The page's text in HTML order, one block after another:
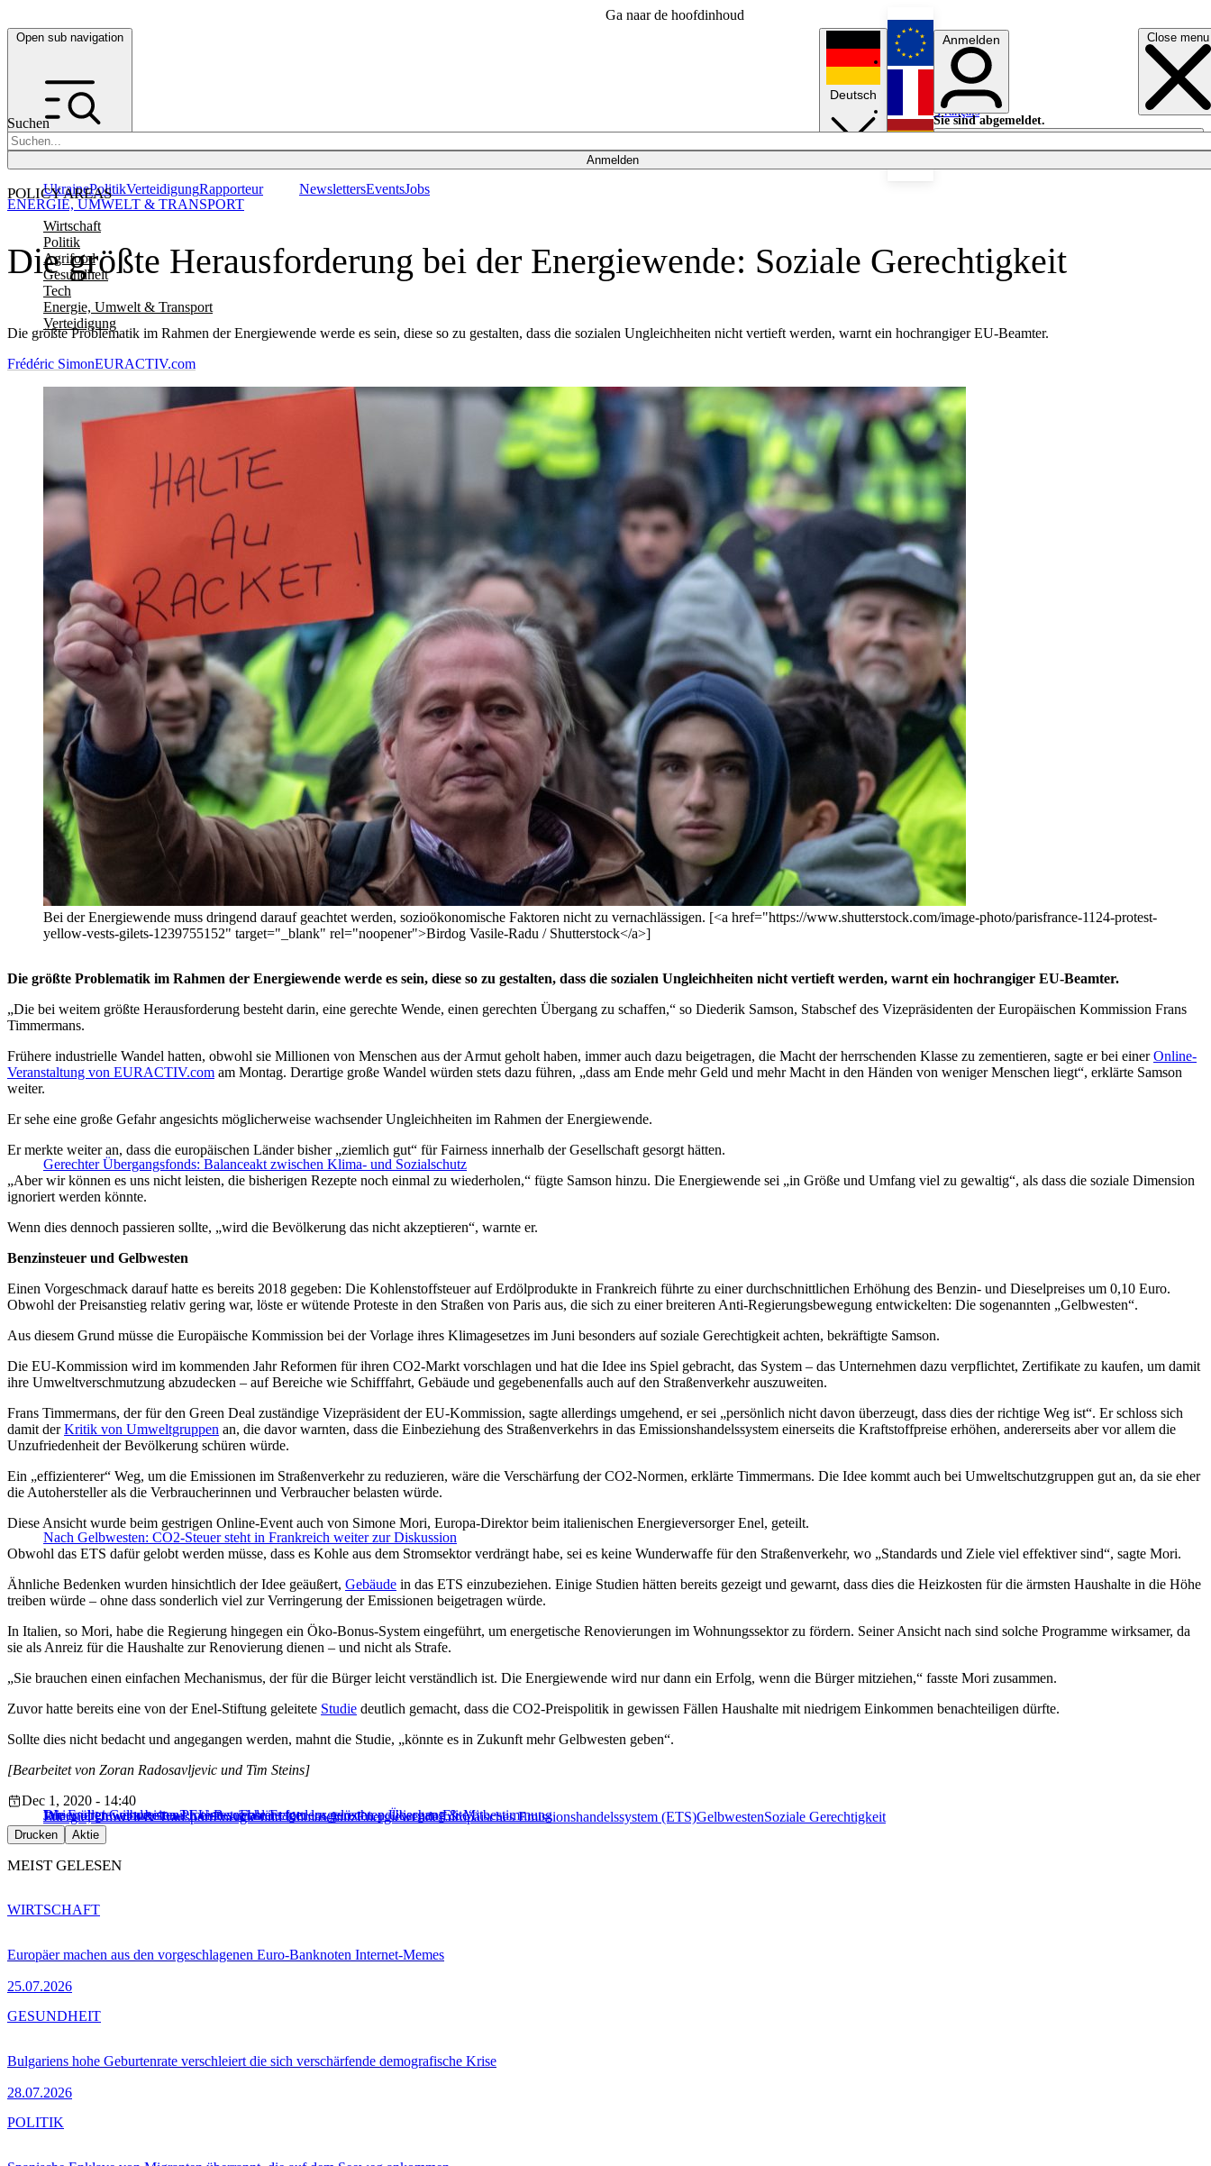
Ga naar de hoofdinhoud
Open sub navigation Close menu
Suchen
Anmelden
POLICY AREAS
Wirtschaft
Politik
Agrifood
Gesundheit
Tech
Energie, Umwelt & Transport
Verteidigung
UkrainePolitikVerteidigungRapporteur NewslettersEventsJobs
Deutsch
English
Français
Anmelden
Sie sind abgemeldet.
Anmelden
Licht aus
Die größte Herausforderung bei der Energiewende: Soziale Gerechtigkeit
Die größte Problematik im Rahmen der Energiewende werde es sein, diese so zu gestalten, dass die sozialen Ungleichheiten nicht vertieft werden, warnt ein hochrangiger EU-Beamter.
ENERGIE, UMWELT & TRANSPORT
Frédéric SimonEURACTIV.com
Bei der Energiewende muss dringend darauf geachtet werden, sozioökonomische Faktoren nicht zu vernachlässigen. [<a href="https://www.shutterstock.com/image-photo/parisfrance-1124-protest-
yellow-vests-gilets-1239755152" target="_blank" rel="noopener">Birdog Vasile-Radu / Shutterstock</a>]
Die größte Problematik im Rahmen der Energiewende werde es sein, diese so zu gestalten, dass die sozialen Ungleichheiten nicht vertieft werden, warnt ein hochrangiger EU-Beamter.
„Die bei weitem größte Herausforderung besteht darin, eine gerechte Wende, einen gerechten Übergang zu schaffen,“ so Diederik Samson, Stabschef des Vizepräsidenten der Europäischen Kommission Frans
Timmermans.
Frühere industrielle Wandel hatten, obwohl sie Millionen von Menschen aus der Armut geholt haben, immer auch dazu beigetragen, die Macht der herrschenden Klasse zu zementieren, sagte er bei einerOnline-
Veranstaltung von EURACTIV.com am Montag. Derartige große Wandel würden stets dazu führen, „dass am Ende mehr Geld und mehr Macht in den Händen von weniger Menschen liegt“, erklärte Samson
weiter.
Er sehe eine große Gefahr angesichts möglicherweise wachsender Ungleichheiten im Rahmen der Energiewende.
Gerechter Übergangsfonds: Balanceakt zwischen Klima- und Sozialschutz
Er merkte weiter an, dass die europäischen Länder bisher „ziemlich gut“ für Fairness innerhalb der Gesellschaft gesorgt hätten.
„Aber wir können es uns nicht leisten, die bisherigen Rezepte noch einmal zu wiederholen,“ fügte Samson hinzu. Die Energiewende sei „in Größe und Umfang viel zu gewaltig“, als dass die soziale Dimension
ignoriert werden könnte.
Wenn dies dennoch passieren sollte, „wird die Bevölkerung das nicht akzeptieren“, warnte er.
Benzinsteuer und Gelbwesten
Einen Vorgeschmack darauf hatte es bereits 2018 gegeben: Die Kohlenstoffsteuer auf Erdölprodukte in Frankreich führte zu einer durchschnittlichen Erhöhung des Benzin- und Dieselpreises um 0,10 Euro.
Obwohl der Preisanstieg relativ gering war, löste er wütende Proteste in den Straßen von Paris aus, die sich zu einer breiteren Anti-Regierungsbewegung entwickelten: Die sogenannten „Gelbwesten“.
Aus diesem Grund müsse die Europäische Kommission bei der Vorlage ihres Klimagesetzes im Juni besonders auf soziale Gerechtigkeit achten, bekräftigte Samson.
Die EU-Kommission wird im kommenden Jahr Reformen für ihren CO2-Markt vorschlagen und hat die Idee ins Spiel gebracht, das System – das Unternehmen dazu verpflichtet, Zertifikate zu kaufen, um damit
ihre Umweltverschmutzung abzudecken – auf Bereiche wie Schifffahrt, Gebäude und gegebenenfalls auch auf den Straßenverkehr auszuweiten.
Frans Timmermans, der für den Green Deal zuständige Vizepräsident der EU-Kommission, sagte allerdings umgehend, er sei „persönlich nicht davon überzeugt, dass dies der richtige Weg ist“. Er schloss sich
damit derKritik von Umweltgruppen an, die davor warnten, dass die Einbeziehung des Straßenverkehrs in das Emissionshandelssystem einerseits die Kraftstoffpreise erhöhen, andererseits aber vor allem die
Unzufriedenheit der Bevölkerung schüren würde.
Ein „effizienterer“ Weg, um die Emissionen im Straßenverkehr zu reduzieren, wäre die Verschärfung der CO2-Normen, erklärte Timmermans. Die Idee kommt auch bei Umweltschutzgruppen gut an, da sie eher
die Autohersteller als die Verbraucherinnen und Verbraucher belasten würde.
Nach Gelbwesten: CO2-Steuer steht in Frankreich weiter zur Diskussion
Diese Ansicht wurde beim gestrigen Online-Event auch von Simone Mori, Europa-Direktor beim italienischen Energieversorger Enel, geteilt.
Obwohl das ETS dafür gelobt werden müsse, dass es Kohle aus dem Stromsektor verdrängt habe, sei es keine Wunderwaffe für den Straßenverkehr, wo „Standards und Ziele viel effektiver sind“, sagte Mori.
Ähnliche Bedenken wurden hinsichtlich der Idee geäußert, Gebäude in das ETS einzubeziehen. Einige Studien hätten bereits gezeigt und gewarnt, dass dies die Heizkosten für die ärmsten Haushalte in die Höhe
treiben würde – ohne dass sonderlich viel zur Verringerung der Emissionen beigetragen würde.
In Italien, so Mori, habe die Regierung hingegen ein Öko-Bonus-System eingeführt, um energetische Renovierungen im Wohnungssektor zu fördern. Seiner Ansicht nach sind solche Programme wirksamer, da
sie als Anreiz für die Haushalte zur Renovierung dienen – und nicht als Strafe.
„Sie brauchen einen einfachen Mechanismus, der für die Bürger leicht verständlich ist. Die Energiewende wird nur dann ein Erfolg, wenn die Bürger mitziehen,“ fasste Mori zusammen.
Zuvor hatte bereits eine von der Enel-Stiftung geleitete Studie deutlich gemacht, dass die CO2-Preispolitik in gewissen Fällen Haushalte mit niedrigem Einkommen benachteiligen dürfte.
Sollte dies nicht bedacht und angegangen werden, mahnt die Studie, „könnte es in Zukunft mehr Gelbwesten geben“.
[Bearbeitet von Zoran Radosavljevic und Tim Steins]
Die Energiewende ist auch eine soziale Frage
Jahier über Gelbwesten-Proteste: „Fehler einer losgelösten politischen Elite“
Wie wollen wir arbeiten? EU-Betriebsräte fordern gerechten Übergang & Mitbestimmung
Dec 1, 2020 - 14:40
Energie, Umwelt & TransportEnergie und KlimaschutzEnergiewendeEuropäisches Emissionshandelssystem (ETS)GelbwestenSoziale Gerechtigkeit
Drucken Aktie
MEIST GELESEN
Europäer machen aus den vorgeschlagenen Euro-Banknoten Internet-Memes
25.07.2026
WIRTSCHAFT
Bulgariens hohe Geburtenrate verschleiert die sich verschärfende demografische Krise
28.07.2026
GESUNDHEIT
POLITIK